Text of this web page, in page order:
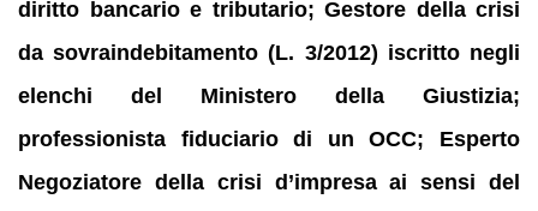
diritto bancario e tributario; Gestore della crisi
da sovraindebitamento (L. 3/2012) iscritto negli
elenchi del Ministero della Giustizia;
professionista fiduciario di un OCC; Esperto
Negoziatore della crisi d’impresa ai sensi del